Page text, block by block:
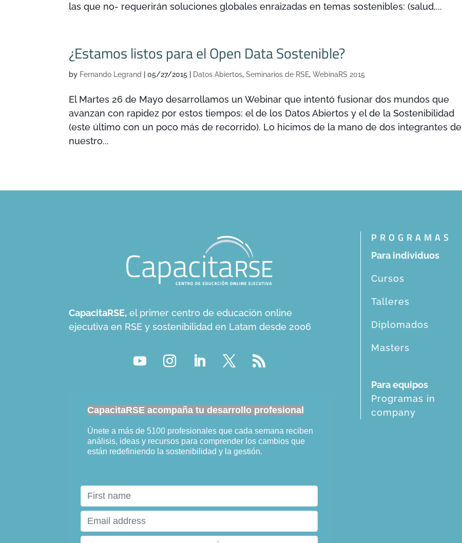
las que no- requerirán soluciones globales enraizadas en temas sostenibles: (salud,...
¿Estamos listos para el Open Data Sostenible?
by Fernando Legrand |05/27/2015 Datos Abiertos,Seminarios de RSE,WebinaRS 2015
El Martes 26 de Mayo desarrollamos un Webinar que intentó fusionar dos mundos que
avanzan con rapidez por estos tiempos: el de los Datos Abiertos y el de la Sostenibilidad
(este último con un poco más de recorrido). Lo hicimos de la mano de dos integrantes de
nuestro...
CapacitaRSE, el primer centro de educación online
ejecutiva en RSE y sostenibilidad en Latam desde 2006
CapacitaRSE acompaña tu desarrollo profesional
Únete a más de 5100 profesionales que cada semana reciben
análisis, ideas y recursos para comprender los cambios que
están redefiniendo la sostenibilidad y la gestión.
PROGRAMAS
Para individuos
Cursos
Talleres
Diplomados
Masters
Para equipos
Programas in
company